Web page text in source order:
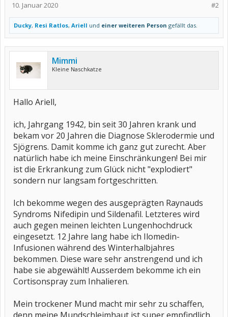
#2
10. Januar 2020
Ducky, Resi Ratlos, Ariell und einer weiteren Person gefällt das.
Mimmi
Kleine Naschkatze
Hallo Ariell,
ich, Jahrgang 1942, bin seit 30 Jahren krank und
bekam vor 20 Jahren die Diagnose Sklerodermie und
Sjögrens. Damit komme ich ganz gut zurecht. Aber
natürlich habe ich meine Einschränkungen! Bei mir
ist die Erkrankung zum Glück nicht "explodiert"
sondern nur langsam fortgeschritten.
Ich bekomme wegen des ausgeprägten Raynauds
Syndroms Nifedipin und Sildenafil. Letzteres wird
auch gegen meinen leichten Lungenhochdruck
eingesetzt. 12 Jahre lang habe ich Ilomedin-
Infusionen während des Winterhalbjahres
bekommen. Diese ware sehr anstrengend und ich
habe sie abgewählt! Ausserdem bekomme ich ein
Cortisonspray zum Inhalieren.
Mein trockener Mund macht mir sehr zu schaffen,